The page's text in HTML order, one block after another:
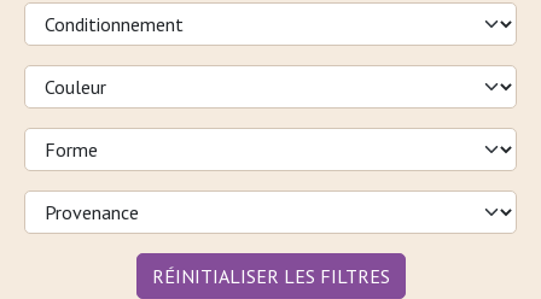
RÉINITIALISER LES FILTRES